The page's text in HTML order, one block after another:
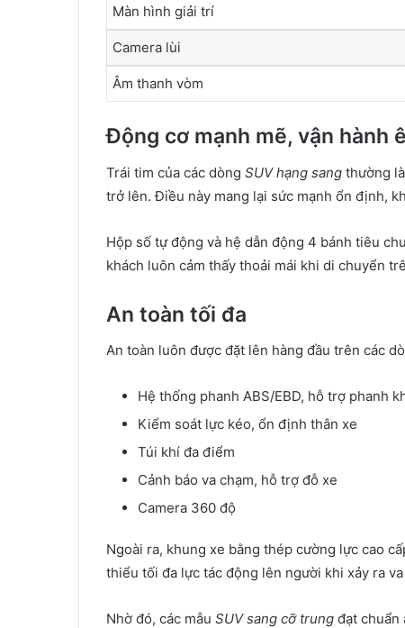
Màn hình giải trí
Camera lùi
Âm thanh vòm
Động cơ mạnh mẽ, vận hành
Trái tim của các dòng SUV hạng sang thường
trở lên. Điều này mang lại sức mạnh ổn định,
Hộp số tự động và hệ dẫn động 4 bánh tiêu
khách luôn cảm thấy thoải mái khi di chuyển
An toàn tối đa
An toàn luôn được đặt lên hàng đầu trên các
Hệ thống phanh ABS/EBD, hỗ trợ phanh
Kiểm soát lực kéo, ổn định thân xe
Túi khí đa điểm
Cảnh báo va chạm, hỗ trợ đỗ xe
Camera 360 độ
Ngoài ra, khung xe bằng thép cường lực cao
thiểu tối đa lực tác động lên người khi xảy ra va
Nhờ đó, các mẫu SUV sang cỡ trung đạt chuẩn